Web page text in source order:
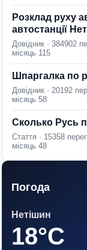
Розклад руху
автостанції
Довідник · 384902
місяць 115
Шпаргалка по
Довідник · 20192
місяць 58
Сколько Русь
Стаття · 15358
місяць 48
Погода
Нетішин
18°C